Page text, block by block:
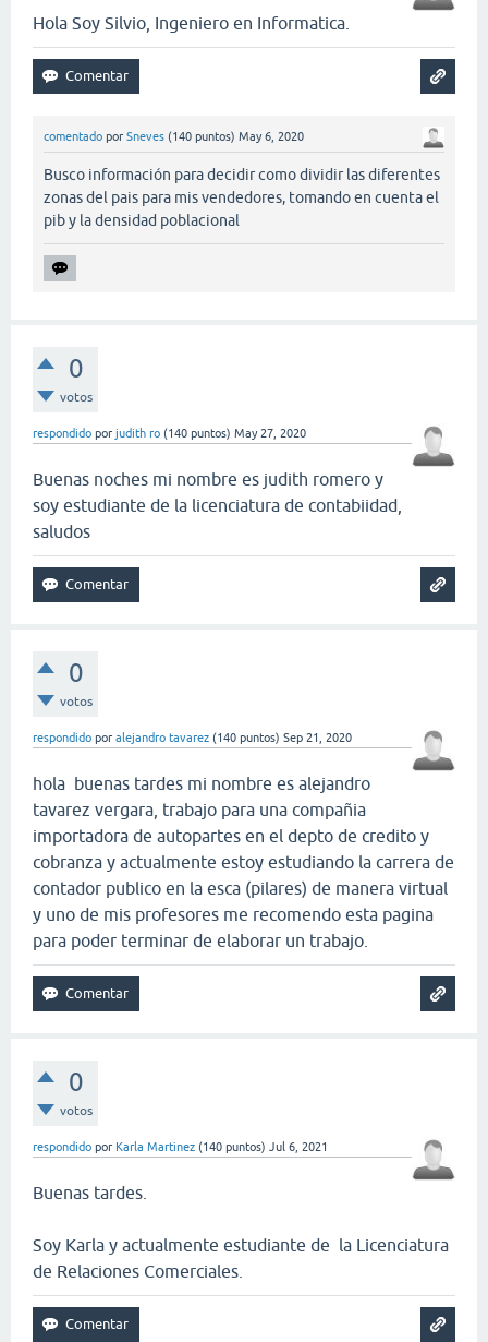
Hola Soy Silvio, Ingeniero en Informatica.
comentado por Sneves (140 puntos) May 6, 2020
Busco información para decidir como dividir las diferentes
zonas del pais para mis vendedores, tomando en cuenta el
pib y la densidad poblacional
0
votos
respondido por judith ro (140 puntos) May 27, 2020
Buenas noches mi nombre es judith romero y
soy estudiante de la licenciatura de contabiidad,
saludos
0
votos
respondido por alejandro tavarez (140 puntos) Sep 21, 2020
hola buenas tardes mi nombre es alejandro
tavarez vergara, trabajo para una compañia
importadora de autopartes en el depto de credito y
cobranza y actualmente estoy estudiando la carrera de
contador publico en la esca (pilares) de manera virtual
y uno de mis profesores me recomendo esta pagina
para poder terminar de elaborar un trabajo.
0
votos
respondido por Karla Martinez (140 puntos) Jul 6, 2021
Buenas tardes.
Soy Karla y actualmente estudiante de la Licenciatura
de Relaciones Comerciales.